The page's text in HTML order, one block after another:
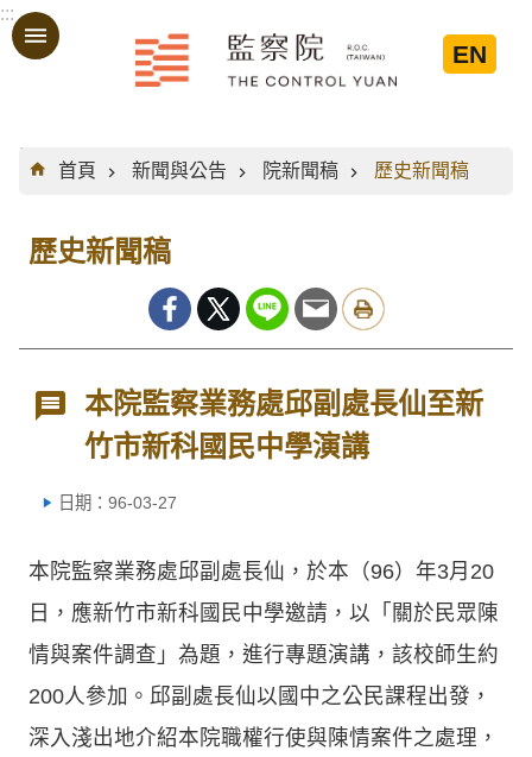
跳到主要內容區塊
:::
EN
:::
首頁
新聞與公告 院新聞稿 歷史新聞稿
歷史新聞稿
本院監察業務處邱副處長仙至新
竹市新科國民中學演講
日期：96-03-27
本院監察業務處邱副處長仙，於本（96）年3月20
日，應新竹市新科國民中學邀請，以「關於民眾陳
情與案件調查」為題，進行專題演講，該校師生約
200人參加。邱副處長仙以國中之公民課程出發，
深入淺出地介紹本院職權行使與陳情案件之處理，